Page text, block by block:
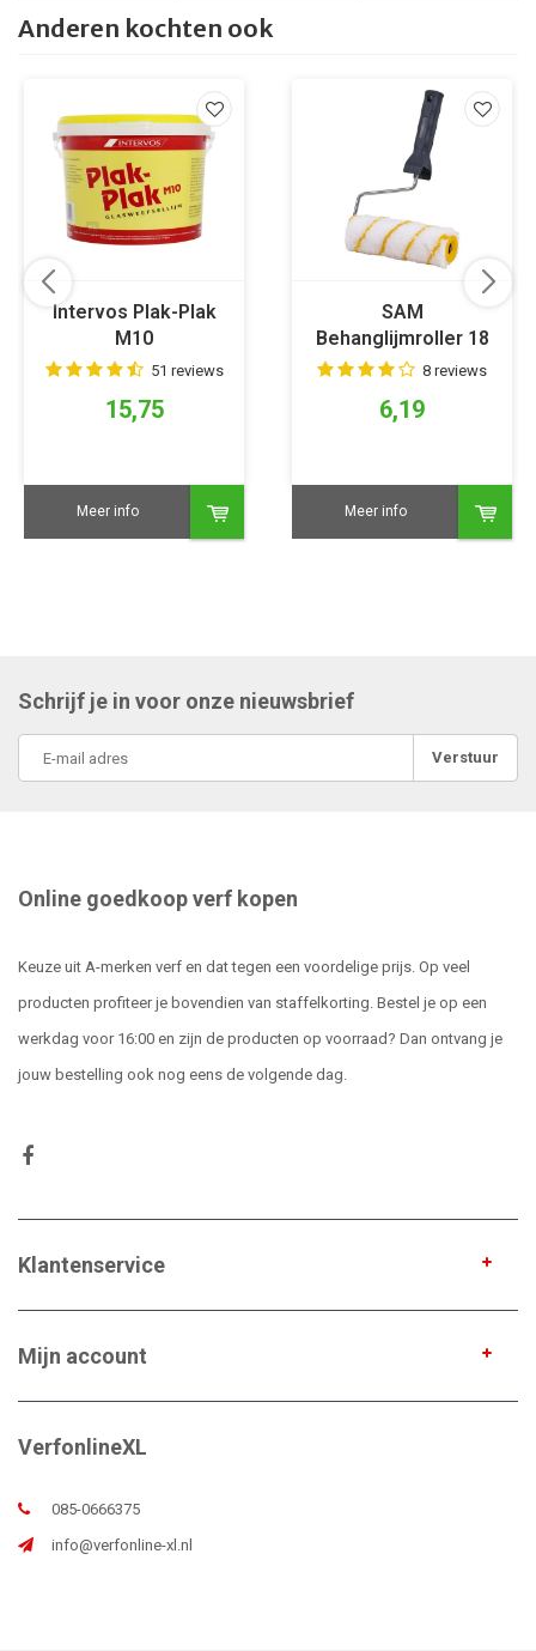
Anderen kochten ook
Intervos Plak-Plak
M10
51 reviews
15,75
Meer info
SAM
Behanglijmroller 18
cm 8 reviews
6,19
Meer info
Schrijf je in voor onze nieuwsbrief
Verstuur
Online goedkoop verf kopen
Keuze uit A-merken verf en dat tegen een voordelige prijs. Op veel
producten profiteer je bovendien van staffelkorting. Bestel je op een
werkdag voor 16:00 en zijn de producten op voorraad? Dan ontvang je
jouw bestelling ook nog eens de volgende dag.
Klantenservice
Mijn account
VerfonlineXL
085-0666375
info@verfonline-xl.nl